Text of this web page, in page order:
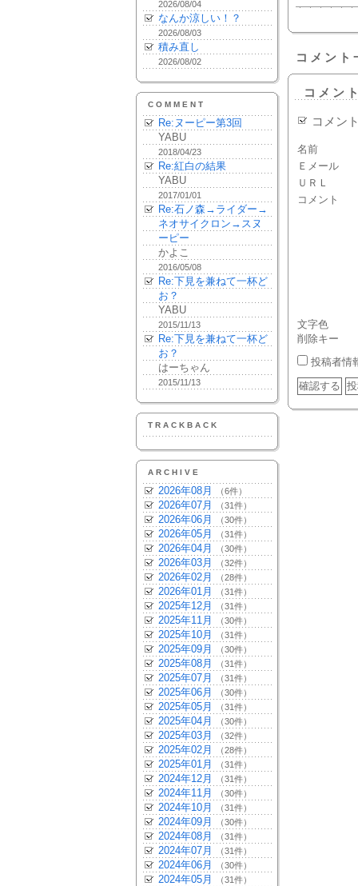
2026/08/04
なんか涼しい！？
2026/08/03
積み直し
2026/08/02
COMMENT
Re:ヌーピー第3回
YABU
2018/04/23
Re:紅白の結果
YABU
2017/01/01
Re:石ノ森→ライダー→
ネオサイクロン→スヌ
ーピー
かよこ
2016/05/08
Re:下見を兼ねて一杯ど
お？
YABU
2015/11/13
Re:下見を兼ねて一杯ど
お？
はーちゃん
2015/11/13
TRACKBACK
ARCHIVE
2026年08月 （6件）
2026年07月 （31件）
2026年06月 （30件）
2026年05月 （31件）
2026年04月 （30件）
2026年03月 （32件）
2026年02月 （28件）
2026年01月 （31件）
2025年12月 （31件）
2025年11月 （30件）
2025年10月 （31件）
2025年09月 （30件）
2025年08月 （31件）
2025年07月 （31件）
2025年06月 （30件）
2025年05月 （31件）
2025年04月 （30件）
2025年03月 （32件）
2025年02月 （28件）
2025年01月 （31件）
2024年12月 （31件）
2024年11月 （30件）
2024年10月 （31件）
2024年09月 （30件）
2024年08月 （31件）
2024年07月 （31件）
2024年06月 （30件）
2024年05月 （31件）
コメント
コメン
コメン
名前
Ｅメール
ＵＲＬ
コメント
文字色
削除キー
投稿者情